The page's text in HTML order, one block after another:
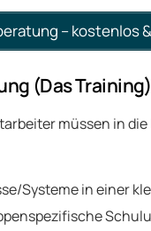
– kostenlos
(Das Training)
müssen in
Systeme in einer